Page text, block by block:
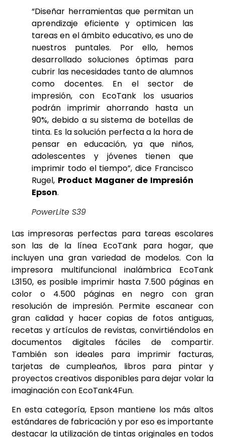
“Diseñar herramientas que permitan un
aprendizaje eficiente y optimicen las
tareas en el ámbito educativo, es uno de
nuestros puntales. Por ello, hemos
desarrollado soluciones óptimas para
cubrir las necesidades tanto de alumnos
como docentes. En el sector de
impresión, con EcoTank los usuarios
podrán imprimir ahorrando hasta un
90%, debido a su sistema de botellas de
tinta. Es la solución perfecta a la hora de
pensar en educación, ya que niños,
adolescentes y jóvenes tienen que
imprimir todo el tiempo”, dice Francisco
Rugel, Product Maganer de Impresión
Epson.
PowerLite S39
Las impresoras perfectas para tareas escolares
son las de la línea EcoTank para hogar, que
incluyen una gran variedad de modelos. Con la
impresora multifuncional inalámbrica EcoTank
L3150, es posible imprimir hasta 7.500 páginas en
color o 4.500 páginas en negro con gran
resolución de impresión. Permite escanear con
gran calidad y hacer copias de fotos antiguas,
recetas y artículos de revistas, convirtiéndolos en
documentos digitales fáciles de compartir.
También son ideales para imprimir facturas,
tarjetas de cumpleaños, libros para pintar y
proyectos creativos disponibles para dejar volar la
imaginación con EcoTank4Fun.
En esta categoría, Epson mantiene los más altos
estándares de fabricación y por eso es importante
destacar la utilización de tintas originales en todos